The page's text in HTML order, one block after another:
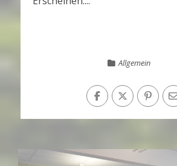
Allgemein